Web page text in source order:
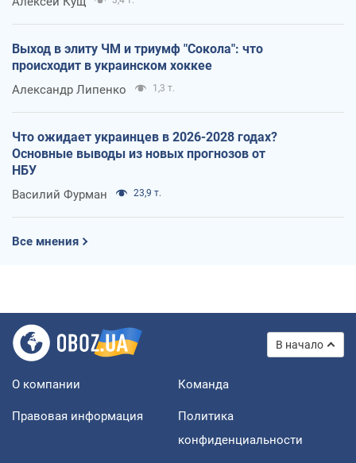
Выход в элиту ЧМ и триумф "Сокола": что
происходит в украинском хоккее
Александр Липенко 1,3 т.
Что ожидает украинцев в 2026-2028 годах?
Основные выводы из новых прогнозов от
НБУ
Василий Фурман 23,9 т.
Все мнения
В начало
О компании Команда
Правовая информация
Политика
конфиденциальности